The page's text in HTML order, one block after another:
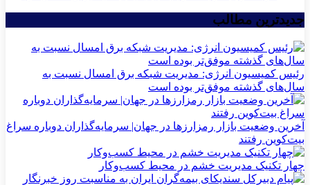
جدیدترین مطالب
رئیس کمیسیون انرژی: مدیریت شبکه برق امسال نسبت به
سال‌های گذشته موفق‌تر بوده است
آخرین وضعیت بازار رمزارزها در جهان| سرمایه‌گذاران دوباره سراغ
بیت‌کوین رفتند
چهار تکنیک مدیریت خشم در محیط کسب‌وکار